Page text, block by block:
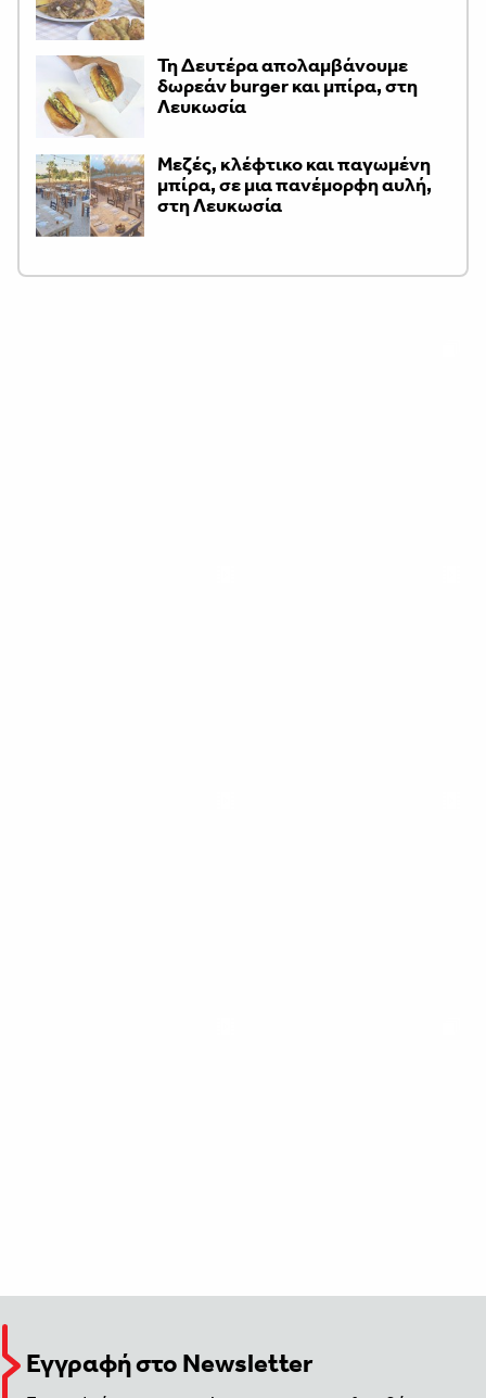
Τη Δευτέρα απολαμβάνουμε
δωρεάν burger και μπίρα, στη
Λευκωσία
Μεζές, κλέφτικο και παγωμένη
μπίρα, σε μια πανέμορφη αυλή,
στη Λευκωσία
Εγγραφή στο Newsletter